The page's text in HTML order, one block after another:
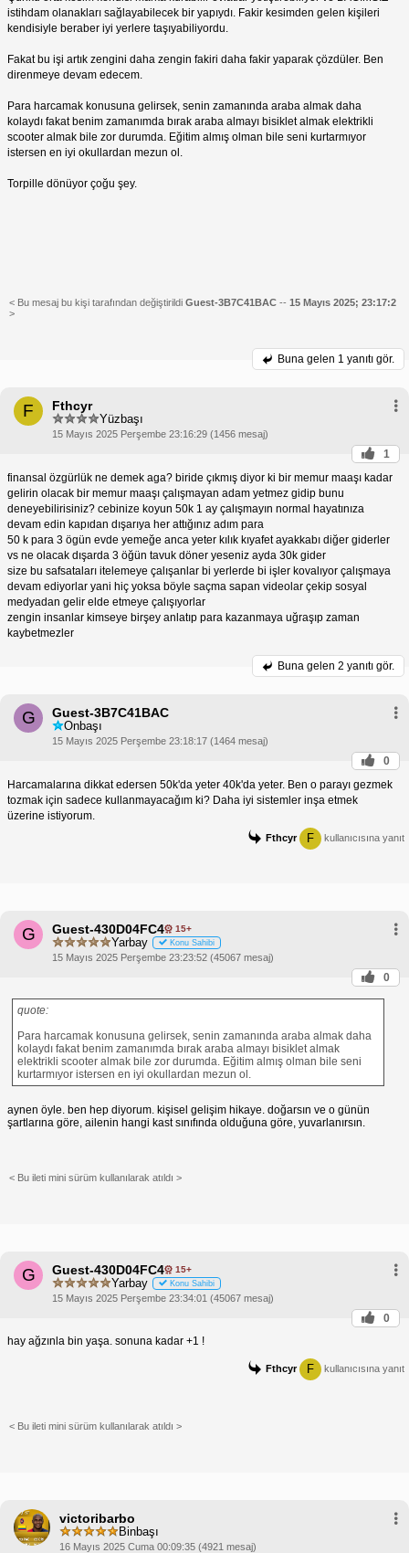
istihdam olanakları sağlayabilecek bir yapıydı. Fakir kesimden gelen kişileri
kendisiyle beraber iyi yerlere taşıyabiliyordu.
Fakat bu işi artık zengini daha zengin fakiri daha fakir yaparak çözdüler. Ben
direnmeye devam edecem.
Para harcamak konusuna gelirsek, senin zamanında araba almak daha
kolaydı fakat benim zamanımda bırak araba almayı bisiklet almak elektrikli
scooter almak bile zor durumda. Eğitim almış olman bile seni kurtarmıyor
istersen en iyi okullardan mezun ol.
Torpille dönüyor çoğu şey.
< Bu mesaj bu kişi tarafından değiştirildi Guest-3B7C41BAC -- 15 Mayıs 2025; 23:17:2
>
Buna gelen 1 yanıtı gör.
F Fthcyr
Yüzbaşı
15 Mayıs 2025 Perşembe 23:16:29 (1456 mesaj)
1
finansal özgürlük ne demek aga? biride çıkmış diyor ki bir memur maaşı kadar
gelirin olacak bir memur maaşı çalışmayan adam yetmez gidip bunu
deneyebilirisiniz? cebinize koyun 50k 1 ay çalışmayın normal hayatınıza
devam edin kapıdan dışarıya her attığınız adım para
50 k para 3 ögün evde yemeğe anca yeter kılık kıyafet ayakkabı diğer giderler
vs ne olacak dışarda 3 öğün tavuk döner yeseniz ayda 30k gider
size bu safsataları itelemeye çalışanlar bi yerlerde bi işler kovalıyor çalışmaya
devam ediyorlar yani hiç yoksa böyle saçma sapan videolar çekip sosyal
medyadan gelir elde etmeye çalışıyorlar
zengin insanlar kimseye birşey anlatıp para kazanmaya uğraşıp zaman
kaybetmezler
Buna gelen 2 yanıtı gör.
G Guest-3B7C41BAC
Onbaşı
15 Mayıs 2025 Perşembe 23:18:17 (1464 mesaj)
0
Harcamalarına dikkat edersen 50k'da yeter 40k'da yeter. Ben o parayı gezmek
tozmak için sadece kullanmayacağım ki? Daha iyi sistemler inşa etmek
üzerine istiyorum.
Fthcyr F kullanıcısına yanıt
G Guest-430D04FC4 15+
Yarbay Konu Sahibi
15 Mayıs 2025 Perşembe 23:23:52 (45067 mesaj)
0
quote:
Para harcamak konusuna gelirsek, senin zamanında araba almak daha
kolaydı fakat benim zamanımda bırak araba almayı bisiklet almak
elektrikli scooter almak bile zor durumda. Eğitim almış olman bile seni
kurtarmıyor istersen en iyi okullardan mezun ol.
aynen öyle. ben hep diyorum. kişisel gelişim hikaye. doğarsın ve o günün
şartlarına göre, ailenin hangi kast sınıfında olduğuna göre, yuvarlanırsın.
< Bu ileti mini sürüm kullanılarak atıldı >
G Guest-430D04FC4 15+
Yarbay Konu Sahibi
15 Mayıs 2025 Perşembe 23:34:01 (45067 mesaj)
0
hay ağzınla bin yaşa. sonuna kadar +1 !
Fthcyr F kullanıcısına yanıt
< Bu ileti mini sürüm kullanılarak atıldı >
victoribarbo
Binbaşı
16 Mayıs 2025 Cuma 00:09:35 (4921 mesaj)